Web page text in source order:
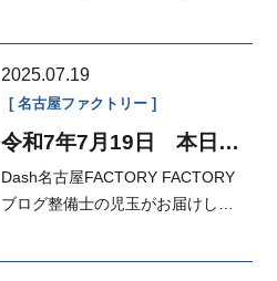
2025.07.19
名古屋ファクトリー
令和7年7月19日 本日の
Dash名古屋FACTORY FACTORY
ブログ整備士の児玉がお届けしま